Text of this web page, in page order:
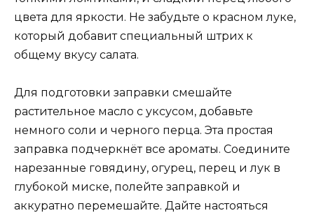
цвета для яркости. Не забудьте о красном луке,
который добавит специальный штрих к
общему вкусу салата.
Для подготовки заправки смешайте
растительное масло с уксусом, добавьте
немного соли и черного перца. Эта простая
заправка подчеркнёт все ароматы. Соедините
нарезанные говядину, огурец, перец и лук в
глубокой миске, полейте заправкой и
аккуратно перемешайте. Дайте настояться